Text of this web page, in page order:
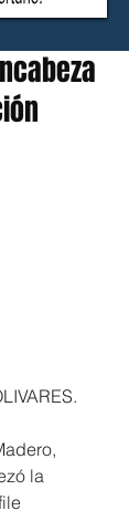
la